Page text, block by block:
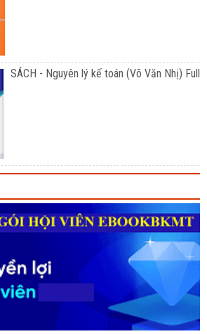
SÁCH - Nguyên lý kế toán (Võ Văn Nhị) Full